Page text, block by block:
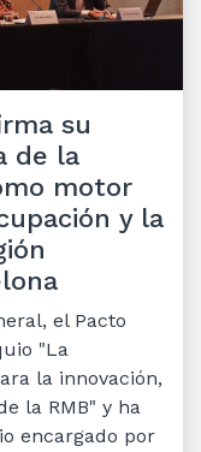
su
de la
motor
y la
el Pacto
"La
la innovación,
la RMB" y ha
encargado por